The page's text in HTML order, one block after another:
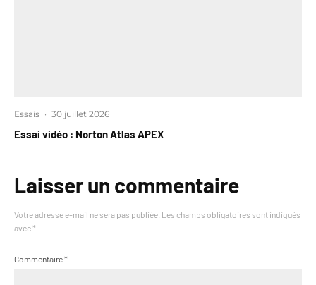
Essais · 30 juillet 2026
Essai vidéo : Norton Atlas APEX
Laisser un commentaire
Votre adresse e-mail ne sera pas publiée. Les champs obligatoires sont indiqués
avec *
Commentaire*